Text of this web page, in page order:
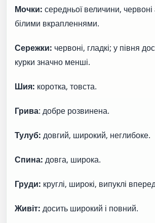
Мочки: середньої величини,
білими вкрапленнями.
Сережки: червоні, гладкі; у півня
курки значно менші.
Шия: коротка, товста.
Грива: добре розвинена.
Тулуб: довгий, широкий, неглибоке.
Спина: довга, широка.
Груди: круглі, широкі, випуклі
Живіт: досить широкий і повний.